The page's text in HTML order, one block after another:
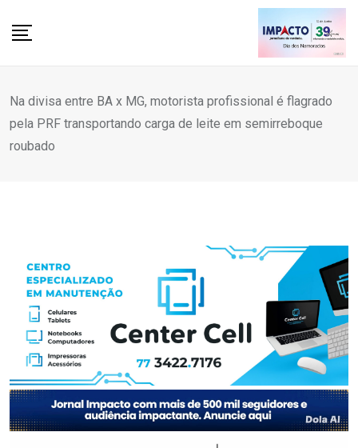
Na divisa entre BA x MG, motorista profissional é flagrado
pela PRF transportando carga de leite em semirreboque
roubado